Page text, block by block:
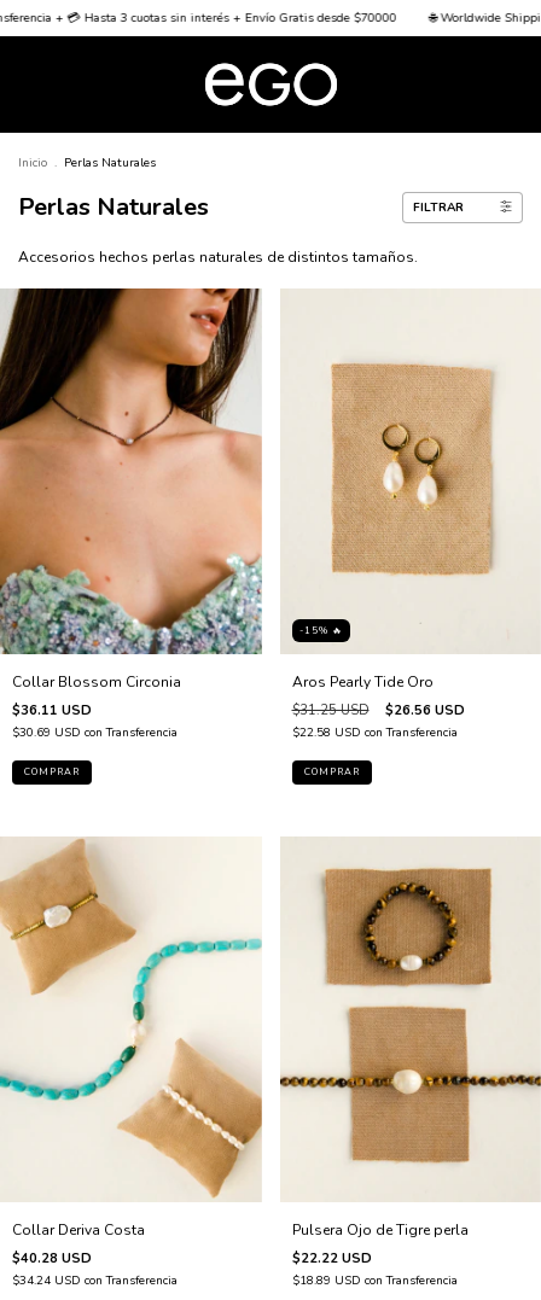
3 cuotas sin interés + Envío Gratis desde $70000 🌐 Worldwide Shipping 🌐 🏦
Inicio . Perlas Naturales
Perlas Naturales FILTRAR
Accesorios hechos perlas naturales de distintos tamaños.
Collar Blossom Circonia
$36.11 USD
$30.69 USD con Transferencia
-15% 🔥
Aros Pearly Tide Oro
$31.25 USD $26.56 USD
$22.58 USD con Transferencia
Collar Deriva Costa
$40.28 USD
$34.24 USD con Transferencia
Pulsera Ojo de Tigre perla
$22.22 USD
$18.89 USD con Transferencia